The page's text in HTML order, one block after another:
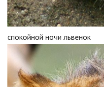
спокойной ночи львенок